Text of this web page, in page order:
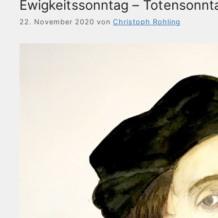
Ewigkeitssonntag –
22. November 2020 von Christoph Rohling